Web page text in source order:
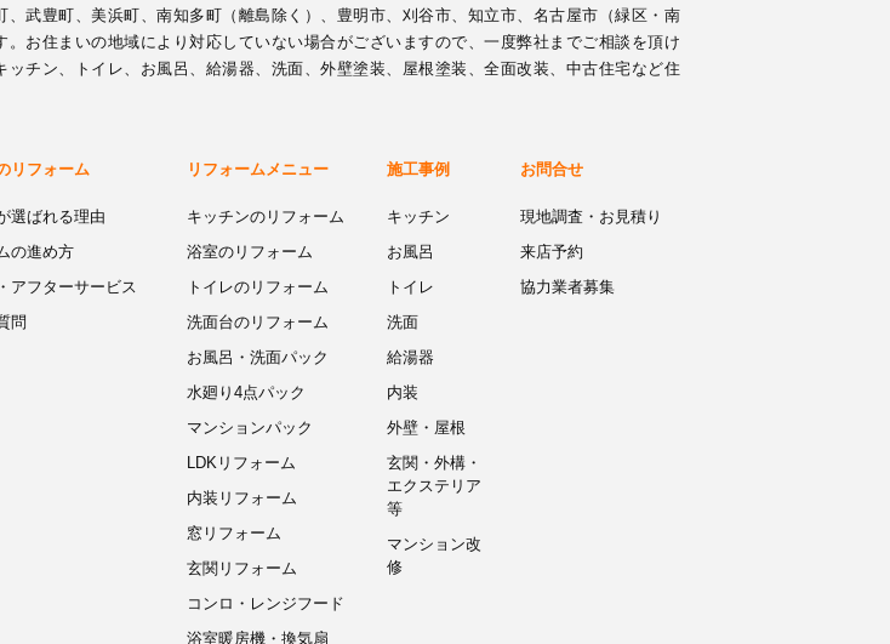
武豊町、美浜町、南知多町（離島除く）、豊明市、刈谷市、知立市、名古屋市（緑区・南
お住まいの地域により対応していない場合がございますので、一度弊社までご相談を頂け
チン、トイレ、お風呂、給湯器、洗面、外壁塗装、屋根塗装、全面改装、中古住宅など住
リフォーム
選ばれる理由
の進め方
アフターサービス
問
リフォームメニュー
キッチンのリフォーム
浴室のリフォーム
トイレのリフォーム
洗面台のリフォーム
お風呂・洗面パック
水廻り4点パック
マンションパック
LDKリフォーム
内装リフォーム
窓リフォーム
玄関リフォーム
コンロ・レンジフード
浴室暖房機・換気扇
施工事例
キッチン
お風呂
トイレ
洗面
給湯器
内装
外壁・屋根
玄関・外構・
エクステリア
等
マンション改
修
お問合せ
現地調査・お見積り
来店予約
協力業者募集